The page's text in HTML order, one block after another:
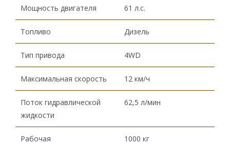
Мощность двигателя 61 л.с.
Топливо Дизель
Тип привода 4WD
Максимальная скорость 12 км/ч
Поток гидравлической
жидкости
62,5 л/мин
Рабочая
1000 кг